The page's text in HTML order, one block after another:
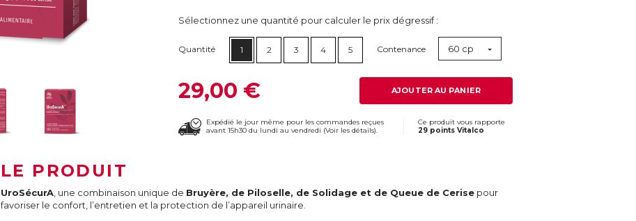
Sélectionnez une quantité pour calculer le prix dégressif :
Quantité 1 2 3 4 5 Contenance 60 cp
29,00 € AJOUTER AU PANIER
Expédié le jour même pour les commandes reçues
avant 15h30 du lundi au vendredi (Voir les détails).
Ce produit vous rapporte
29 points Vitalco
LE PRODUIT
UroSécurA , une combinaison unique de Bruyère, de Piloselle, de Solidage et de Queue de Cerise pour
favoriser le confort, l’entretien et la protection de l’appareil urinaire.